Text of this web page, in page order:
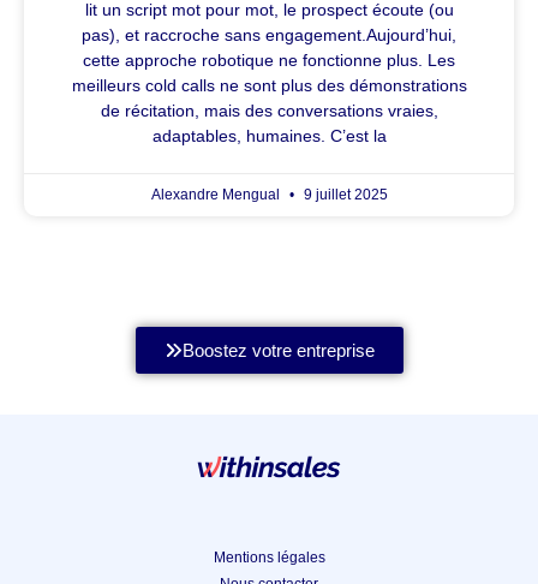
lit un script mot pour mot, le prospect écoute (ou
pas), et raccroche sans engagement.Aujourd’hui,
cette approche robotique ne fonctionne plus. Les
meilleurs cold calls ne sont plus des démonstrations
de récitation, mais des conversations vraies,
adaptables, humaines. C’est la
Alexandre Mengual 9 juillet 2025
Boostez votre entreprise
Mentions légales